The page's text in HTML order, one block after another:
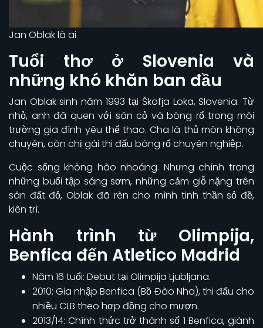
Jan Oblak là ai
Tuổi thơ ở Slovenia và
những khó khăn ban đầu
Jan Oblak sinh năm 1993 tại Škofja Loka, Slovenia. Từ
nhỏ, anh đã quen với sân cỏ và bóng rổ trong môi
trường gia đình yêu thể thao. Cha là thủ môn không
chuyên, còn chị gái thi đấu bóng rổ chuyên nghiệp.
Cuộc sống không hào nhoáng. Nhưng chính trong
những buổi tập sáng sơm, những cảm giỗ nặng trên
sân đất đỏ, Oblak đã rèn cho mình tinh thần sỏ đề,
kiên trì.
Hành trình từ Olimpija,
Benfica đến Atletico Madrid
Năm 16 tuổi: Debut tại Olimpija Ljubljana.
2010: Gia nhập Benfica (Bồ Đào Nha), thi đấu cho
nhiều CLB theo hợp đồng cho mượn.
2013/14: Chính thức trở thành số 1 Benfica, giành